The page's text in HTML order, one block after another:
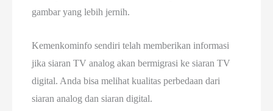
gambar yang lebih jernih.
Kemenkominfo sendiri telah memberikan informasi
jika siaran TV analog akan bermigrasi ke siaran TV
digital. Anda bisa melihat kualitas perbedaan dari
siaran analog dan siaran digital.